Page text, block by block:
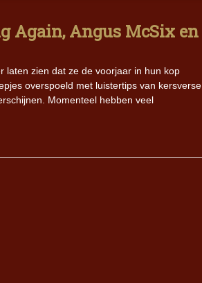
Again, Angus McSix en
laten zien dat ze de voorjaar in hun kop
overspoeld met luistertips van kersverse
Momenteel hebben veel